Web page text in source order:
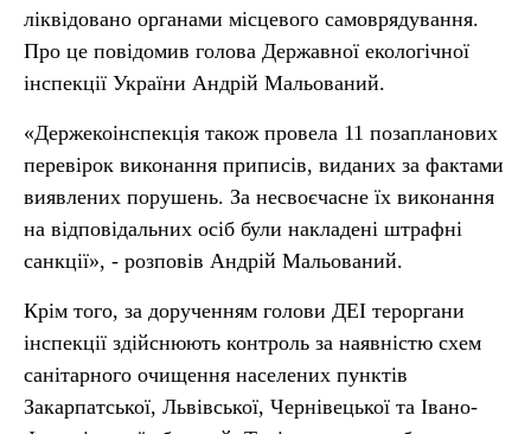
ліквідовано органами місцевого самоврядування.
Про це повідомив голова Державної екологічної
інспекції України Андрій Мальований.
«Держекоінспекція також провела 11 позапланових
перевірок виконання приписів, виданих за фактами
виявлених порушень. За несвоєчасне їх виконання
на відповідальних осіб були накладені штрафні
санкції», - розповів Андрій Мальований.
Крім того, за дорученням голови ДЕІ тероргани
інспекції здійснюють контроль за наявністю схем
санітарного очищення населених пунктів
Закарпатської, Львівської, Чернівецької та Івано-